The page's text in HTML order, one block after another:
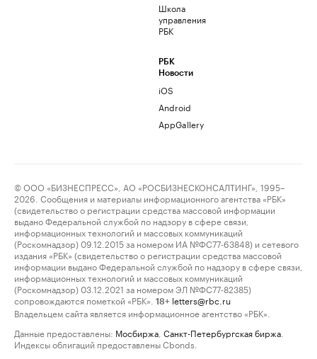
Школа
управления
РБК
РБК
Новости
iOS
Android
AppGallery
© ООО «БИЗНЕСПРЕСС», АО «РОСБИЗНЕСКОНСАЛТИНГ», 1995–
2026. Сообщения и материалы информационного агентства «РБК»
(свидетельство о регистрации средства массовой информации
выдано Федеральной службой по надзору в сфере связи,
информационных технологий и массовых коммуникаций
(Роскомнадзор) 09.12.2015 за номером ИА №ФС77-63848) и сетевого
издания «РБК» (свидетельство о регистрации средства массовой
информации выдано Федеральной службой по надзору в сфере связи,
информационных технологий и массовых коммуникаций
(Роскомнадзор) 03.12.2021 за номером ЭЛ №ФС77-82385)
сопровождаются пометкой «РБК».
18+ letters@rbc.ru
Владельцем сайта является информационное агентство «РБК».
Данные предоставлены: Мосбиржа Санкт-Петербургская биржа
Индексы облигаций предоставлены Cbonds.